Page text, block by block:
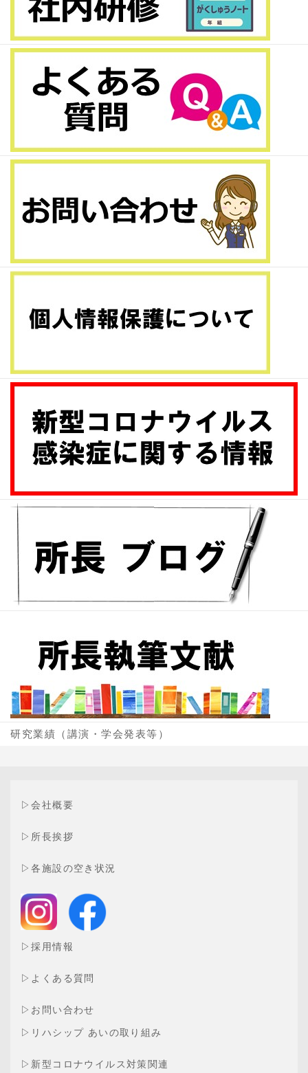
研究業績（講演・学会発表等）
▷会社概要
▷ 所長挨拶
▷各施設の空き状況
▷採用情報
▷ よくある質問
▷ お問い合わせ
▷ リハシップ あいの取り組み
▷ 新型コロナウイルス対策関連